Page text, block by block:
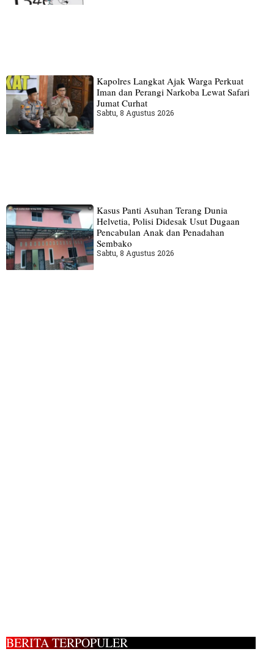
Kapolres Langkat Ajak Warga Perkuat
Iman dan Perangi Narkoba Lewat Safari
Jumat Curhat
Sabtu, 8 Agustus 2026
Kasus Panti Asuhan Terang Dunia
Helvetia, Polisi Didesak Usut Dugaan
Pencabulan Anak dan Penadahan
Sembako
Sabtu, 8 Agustus 2026
BERITA TERPOPULER